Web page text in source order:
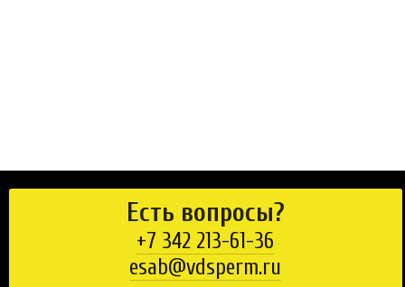
Есть вопросы?
+7 342 213-61-36
esab@vdsperm.ru